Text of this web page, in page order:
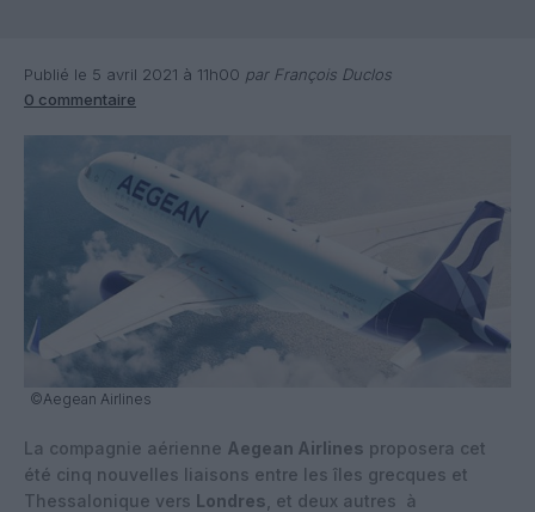
Publié le 5 avril 2021 à 11h00 par François Duclos
0 commentaire
©Aegean Airlines
La compagnie aérienne Aegean Airlines proposera cet
été cinq nouvelles liaisons entre les îles grecques et
Thessalonique vers Londres , et deux autres à